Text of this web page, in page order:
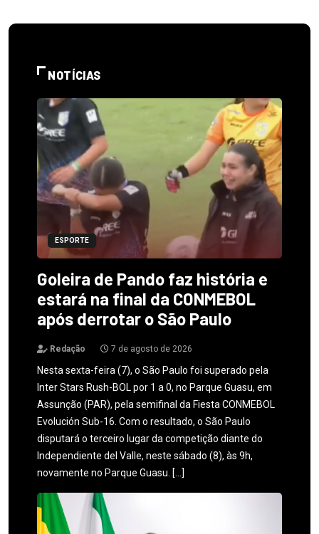
NOTÍCIAS
ESPORTE
Goleira de Pando faz história e
estará na final da CONMEBOL
após derrotar o São Paulo
Redação 7 de agosto de 2026
Nesta sexta-feira (7), o São Paulo foi superado pela
Inter Stars Rush-BOL por 1 a 0, no Parque Guasu, em
Assunção (PAR), pela semifinal da Fiesta CONMEBOL
Evolución Sub-16. Com o resultado, o São Paulo
disputará o terceiro lugar da competição diante do
Independiente del Valle, neste sábado (8), às 9h,
novamente no Parque Guasu. […]